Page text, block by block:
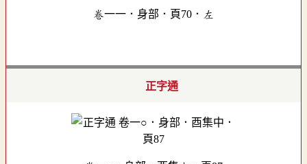
卷一一．身部．頁70．左
正字通